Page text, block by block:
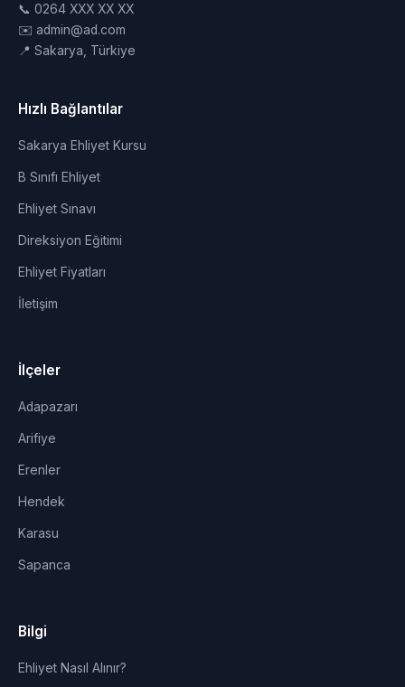
📞 0264 XXX XX XX
✉️ admin@ad.com
📍 Sakarya, Türkiye
Hızlı Bağlantılar
Sakarya Ehliyet Kursu
B Sınıfı Ehliyet
Ehliyet Sınavı
Direksiyon Eğitimi
Ehliyet Fiyatları
İletişim
İlçeler
Adapazarı
Arifiye
Erenler
Hendek
Karasu
Sapanca
Bilgi
Ehliyet Nasıl Alınır?